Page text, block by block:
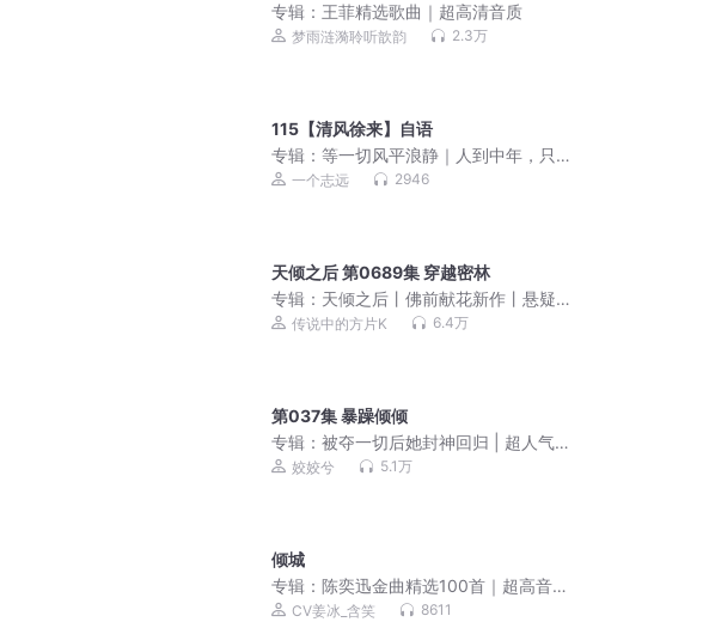
专辑： 王菲精选歌曲｜超高清音质
梦雨涟漪聆听歆韵 2.3万
115【清风徐来】自语
专辑： 等一切风平浪静｜人到中年，只
松不跨｜凡事尽心尽力了，就别太为难
一个志远 2946
天倾之后 第0689集 穿越密林
专辑： 天倾之后丨佛前献花新作丨悬疑
恐怖 | 杨间联动丨神秘复苏作者 | VIP免
传说中的方片K 6.4万
第037集 暴躁倾倾
专辑： 被夺一切后她封神回归 | 超人气
马甲爽文|多人有声剧
姣姣兮 5.1万
倾城
专辑： 陈奕迅金曲精选100首｜超高音质
｜必备歌单
CV姜冰_含笑 8611